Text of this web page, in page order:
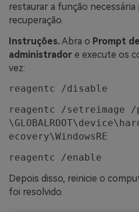
restaurar a função
recuperação.
Instruções.Abra o Prompt
administrador e execute os
vez:
reagentc /disable
reagentc /setreimage
ecovery\WindowsRE
reagentc /enable
Depois disso, reinicie o
foi resolvido.